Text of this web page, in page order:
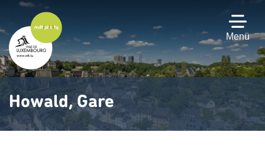
Hauptinhalt
gehen
Menü
Howald, Gare